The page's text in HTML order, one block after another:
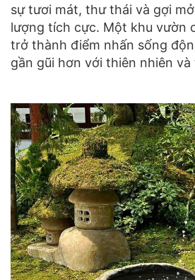
sự tươi mát, thư thái và gợi
lượng tích cực. Một khu vườn
trở thành điểm nhấn sống
gần gũi hơn với thiên nhiên và